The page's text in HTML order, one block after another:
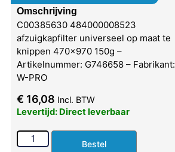
Omschrijving
C00385630 484000008523
afzuigkapfilter universeel op maat te
knippen 470×970 150g –
Artikelnummer: G746658 – Fabrikant:
W-PRO
€ 16,08 Incl. BTW
Levertijd: Direct leverbaar
Bestel